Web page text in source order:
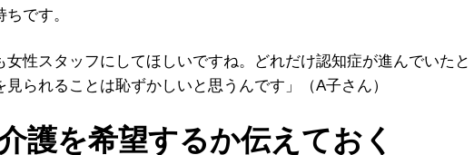
です。
性スタッフにしてほしいですね。どれだけ認知症が進んでいたと
見られることは恥ずかしいと思うんです」（A子さん）
護を希望するか伝えておく